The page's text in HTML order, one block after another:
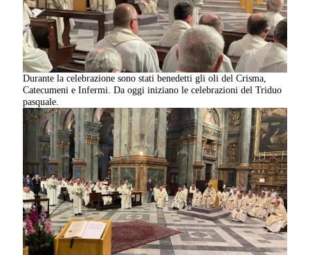
Durante la celebrazione sono stati benedetti gli oli del Crisma,
Catecumeni e Infermi. Da oggi iniziano le celebrazioni del Triduo
pasquale.